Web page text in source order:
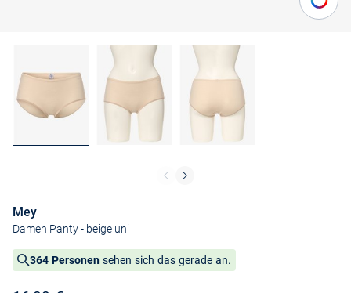
Mey
Damen Panty- beige uni
364 Personen sehen sich das gerade an.